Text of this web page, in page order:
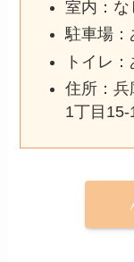
室内：な
駐車場：
トイレ：
住所：兵
1丁目15-